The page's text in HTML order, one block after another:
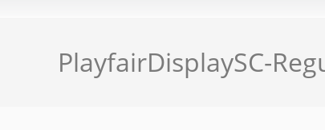
PlayfairDisplaySC-